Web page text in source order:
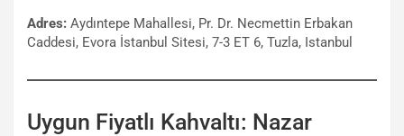
Adres: Aydıntepe Mahallesi, Pr. Dr. Necmettin Erbakan
Caddesi, Evora İstanbul Sitesi, 7-3 ET 6, Tuzla, Istanbul
Uygun Fiyatlı Kahvaltı: Nazar